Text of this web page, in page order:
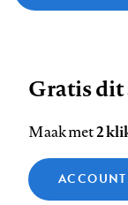
ons
op
Facebook
ons
op
LinkedIn
Footer
Contact Colofon
Zie onze cookie
Analytische
Gratis dit
Maak met2